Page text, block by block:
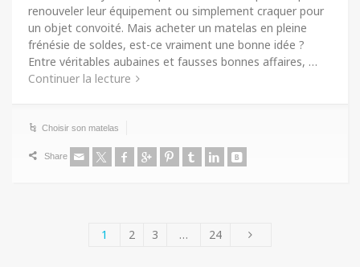
renouveler leur équipement ou simplement craquer pour
un objet convoité. Mais acheter un matelas en pleine
frénésie de soldes, est-ce vraiment une bonne idée ?
Entre véritables aubaines et fausses bonnes affaires, …
Continuer la lecture
Choisir son matelas
Share
1 2 3 … 24